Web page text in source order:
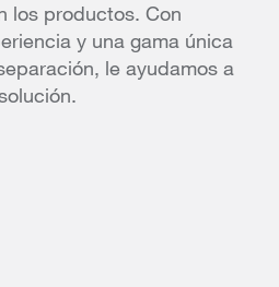
los productos. Con
y una gama única
le ayudamos a